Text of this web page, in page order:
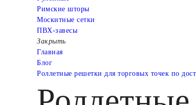
Римские шторы
Москитные сетки
ПВХ-завесы
Закрыть
Главная
Блог
Роллетные решетки для торговых точек по